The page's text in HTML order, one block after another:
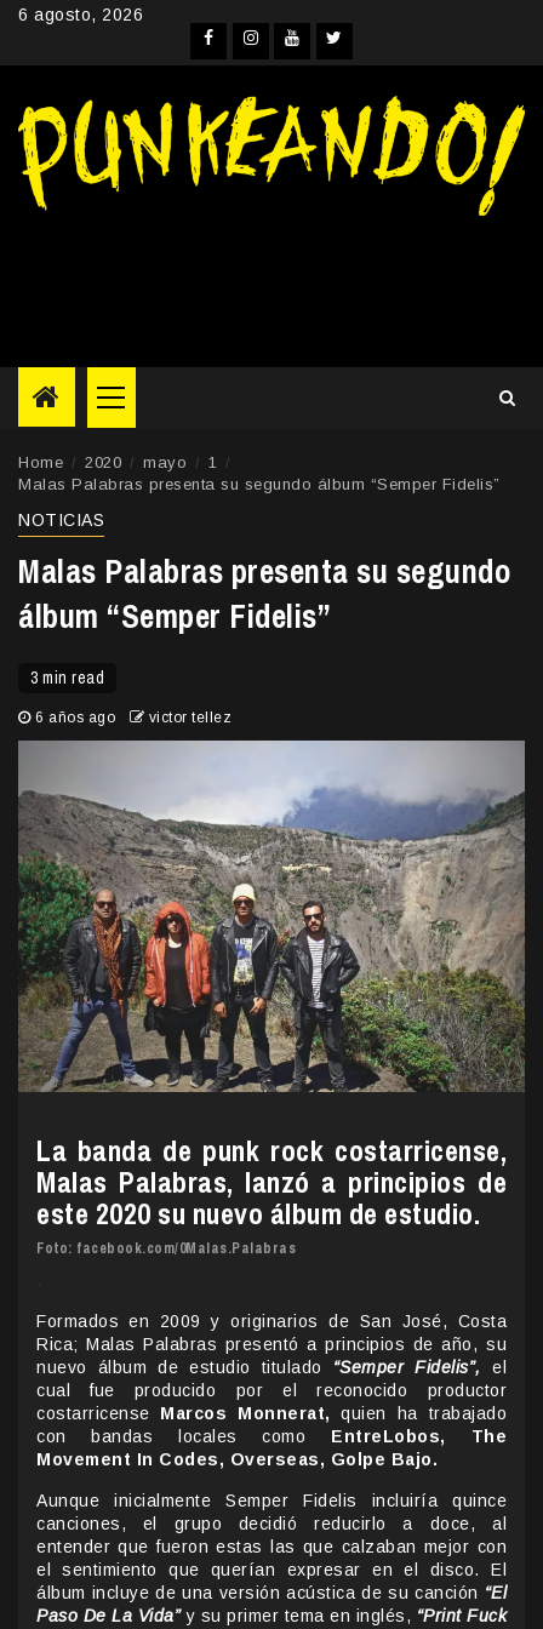
Skip6 agosto, 2026
Facebook
Instagram
YouTube
Twitter
Primary
Menu
Home 2020 mayo
1
Malas Palabras presenta su segundo álbum “Semper Fidelis”
NOTICIAS
Malas Palabras presenta su segundo
álbum “Semper Fidelis”
3 min read
6 años ago victor tellez
La banda de punk rock costarricense,
Malas Palabras, lanzó a principios de
este 2020 su nuevo álbum de estudio.
Foto: facebook.com/0Malas.Palabras
Formados en 2009 y originarios de San José, Costa
Rica; Malas Palabras presentó a principios de año, su
nuevo álbum de estudio titulado “Semper Fidelis”,
el
cual fue producido por el reconocido productor
costarricense Marcos Monnerat,
quien ha trabajado
con bandas locales como EntreLobos, The
Movement In Codes, Overseas, Golpe Bajo.
Aunque inicialmente Semper Fidelis incluiría quince
canciones, el grupo decidió reducirlo a doce, al
entender que fueron estas las que calzaban mejor con
el sentimiento que querían expresar en el disco. El
álbum incluye de una versión acústica de su canción “El
Paso De La Vida”y su primer tema en inglés, “Print Fuck